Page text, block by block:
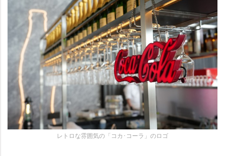
レトロな雰囲気の「コカ･コーラ」のロゴ